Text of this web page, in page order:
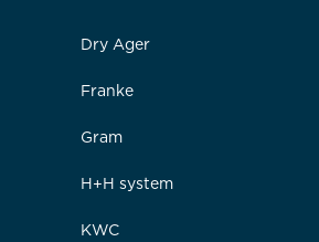
Dry Ager
Franke
Gram
H+H system
KWC